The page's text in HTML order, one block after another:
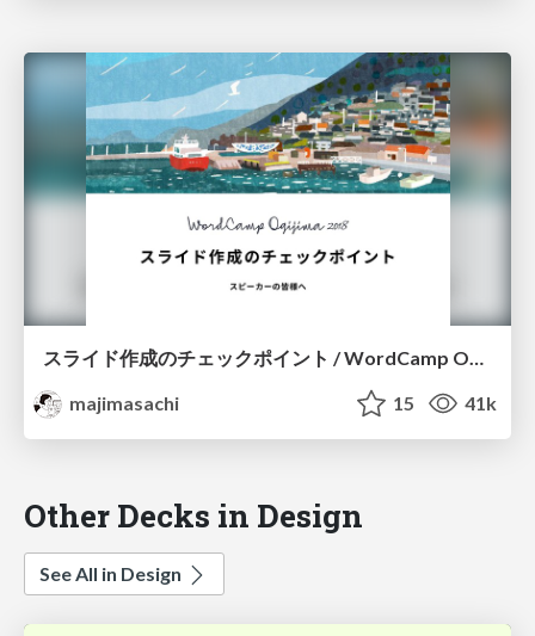
スライド作成のチェックポイント / WordCamp Ogijima 2018 slideguide_jp
majimasachi
15 41k
Other Decks in Design
See All in Design